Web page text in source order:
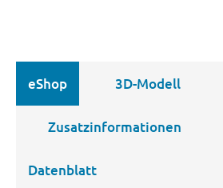
eShop 3D-Modell
Zusatzinformationen
Datenblatt